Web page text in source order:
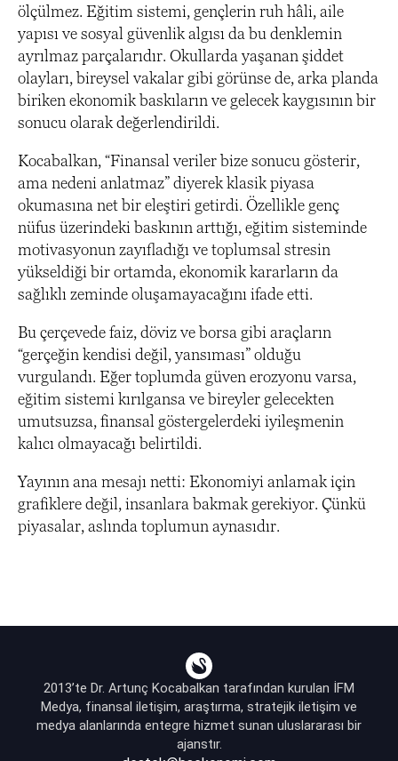
ölçülmez. Eğitim sistemi, gençlerin ruh hâli, aile
yapısı ve sosyal güvenlik algısı da bu denklemin
ayrılmaz parçalarıdır. Okullarda yaşanan şiddet
olayları, bireysel vakalar gibi görünse de, arka planda
biriken ekonomik baskıların ve gelecek kaygısının bir
sonucu olarak değerlendirildi.
Kocabalkan, “Finansal veriler bize sonucu gösterir,
ama nedeni anlatmaz” diyerek klasik piyasa
okumasına net bir eleştiri getirdi. Özellikle genç
nüfus üzerindeki baskının arttığı, eğitim sisteminde
motivasyonun zayıfladığı ve toplumsal stresin
yükseldiği bir ortamda, ekonomik kararların da
sağlıklı zeminde oluşamayacağını ifade etti.
Bu çerçevede faiz, döviz ve borsa gibi araçların
“gerçeğin kendisi değil, yansıması” olduğu
vurgulandı. Eğer toplumda güven erozyonu varsa,
eğitim sistemi kırılgansa ve bireyler gelecekten
umutsuzsa, finansal göstergelerdeki iyileşmenin
kalıcı olmayacağı belirtildi.
Yayının ana mesajı netti: Ekonomiyi anlamak için
grafiklere değil, insanlara bakmak gerekiyor. Çünkü
piyasalar, aslında toplumun aynasıdır.
2013’te Dr. Artunç Kocabalkan tarafından kurulan İFM
Medya, finansal iletişim, araştırma, stratejik iletişim ve
medya alanlarında entegre hizmet sunan uluslararası bir
ajanstır.